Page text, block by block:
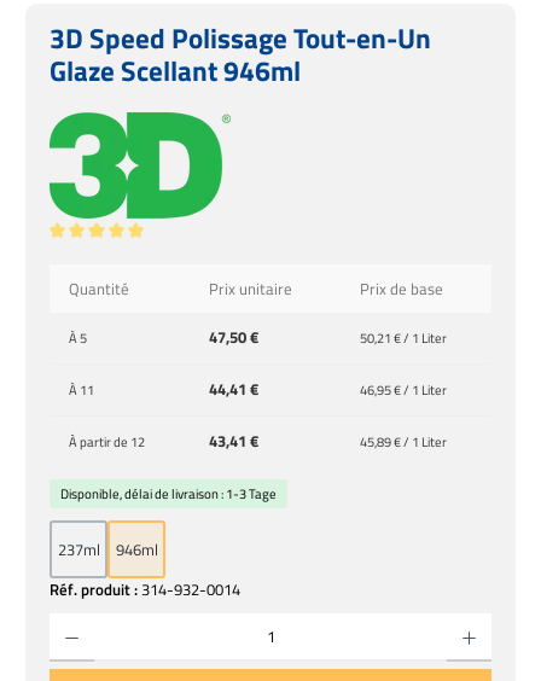
3D Speed Polissage Tout-en-Un
Glaze Scellant 946ml
Quantité
Prix unitaire Prix de base
À5 47,50 € 50,21 € / 1 Liter
À11 44,41 € 46,95 € / 1 Liter
À partir de 12 43,41 € 45,89 € / 1 Liter
Réf. produit :314-932-0014
Disponible, délai de livraison : 1-3 Tage
237ml 946ml